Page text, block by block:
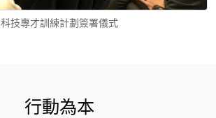
科技專才訓練計劃簽署儀式
行動為本